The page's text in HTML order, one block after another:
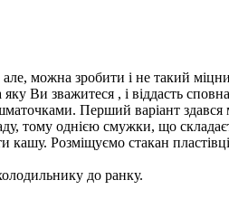
можна зробити і не такий
Ви зважитеся , і віддасть
Перший варіант
тому однією смужки, що
Розміщуємо стакан
до ранку.